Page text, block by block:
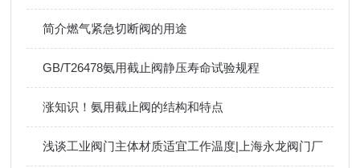
简介燃气紧急切断阀的用途
GB/T26478氨用截止阀静压寿命试验规程
涨知识！氨用截止阀的结构和特点
浅谈工业阀门主体材质适宜工作温度|上海永龙阀门厂